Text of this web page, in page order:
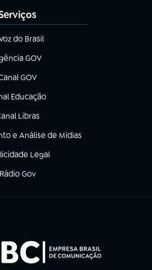
do Brasil
em nova aba)
GOV
em nova aba)
GOV
em nova aba)
Educação
em nova aba)
Libras
em nova aba)
e Análise de Mídias
aba)
Legal
em nova aba)
Rádio Gov
(abre em nova aba)